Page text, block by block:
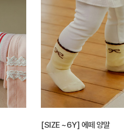
[SIZE ~6Y] 에떼 양말